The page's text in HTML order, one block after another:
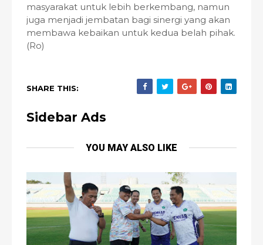
masyarakat untuk lebih berkembang, namun
juga menjadi jembatan bagi sinergi yang akan
membawa kebaikan untuk kedua belah pihak.
(Ro)
SHARE THIS:
Sidebar Ads
YOU MAY ALSO LIKE